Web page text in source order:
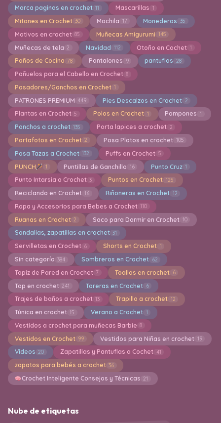
Marca paginas en crochet 11 Mascarillas 1
Mitones en Crochet 30 Mochila 17 Monederos 35
Motivos en crochet 85 Muñecas Amigurumi 145
Muñecas de tela 2 Navidad 112 Otoño en Cochet 1
Paños de Cocina 78 Pantalones 9 pantuflas 28
Pañuelos para el Cabello en Crochet 8
Pasadores/Ganchos en Crochet 1
PATRONES PREMIUM 449 Pies Descalzos en Crochet 2
Plantas en Crochet 5 Polos en Crochet 1 Pompones 1
Ponchos a crochet 135 Porta lapices a crochet 2
Portafotos en Crochet 2 Posa Platos en crochet 105
Posa Tazas a Crochet 132 Puffs en Crochet 5
PUNCH 1 Puntillas de Ganchillo 16 Punto Cruz 1
Punto Intarsia a Crochet 3 Puntos en Crochet 125
Reciclando en Crochet 16 Riñoneras en Crochet 12
Ropa y Accesorios para Bebes a Crochet 110
Ruanas en Crochet 2 Saco para Dormir en Crochet 10
Sandalias, zapatillas en crochet 31
Servilletas en Crochet 6 Shorts en Crochet 1
Sin categoría 384 Sombreros en Crochet 62
Tapiz de Pared en Crochet 7 Toallas en crochet 6
Top en crochet 241 Toreras en Crochet 6
Trajes de baños a crochet 13 Trapillo a crochet 12
Túnica en crochet 15 Verano a Crochet 1
Vestidos a crochet para muñecas Barbie 8
Vestidos en Crochet 99 Vestidos para Niñas en crochet 19
Videos 20 Zapatillas y Pantuflas a Cochet 41
zapatos para bebés a crochet 36
Crochet Inteligente Consejos y Técnicas 21
Nube de etiquetas